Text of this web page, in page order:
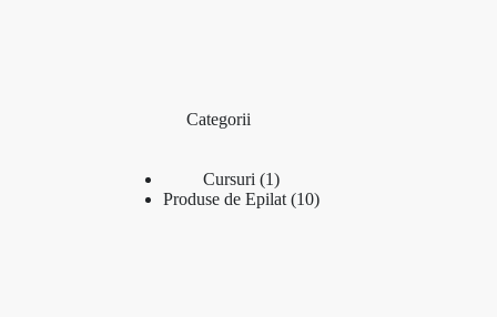
Categorii
Cursuri 11
produs
Produse de Epilat 1010